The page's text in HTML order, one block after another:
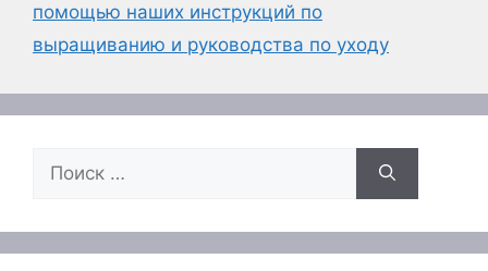
помощью наших инструкций по
выращиванию и руководства по уходу
Поиск: